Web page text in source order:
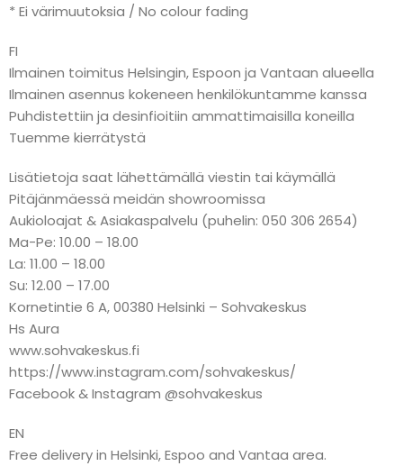
* Ei värimuutoksia / No colour fading
FI
Ilmainen toimitus Helsingin, Espoon ja Vantaan alueella
Ilmainen asennus kokeneen henkilökuntamme kanssa
Puhdistettiin ja desinfioitiin ammattimaisilla koneilla
Tuemme kierrätystä
Lisätietoja saat lähettämällä viestin tai käymällä
Pitäjänmäessä meidän showroomissa
Aukioloajat & Asiakaspalvelu (puhelin: 050 306 2654)
Ma-Pe: 10.00 – 18.00
La: 11.00 – 18.00
Su: 12.00 – 17.00
Kornetintie 6 A, 00380 Helsinki – Sohvakeskus
Hs Aura
www.sohvakeskus.fi
https://www.instagram.com/sohvakeskus/
Facebook & Instagram @sohvakeskus
EN
Free delivery in Helsinki, Espoo and Vantaa area.